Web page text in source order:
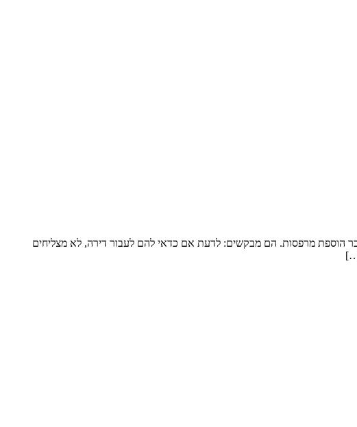
ענפה. שטח הדירה: דירה שלמה של כ-120 מ”ר ומרפסת גדולה, מגדל שעבר הוספת מרפסות. הם מבקשים: לדעת אם כדאי להם לעבור דירה, לא מצליחים